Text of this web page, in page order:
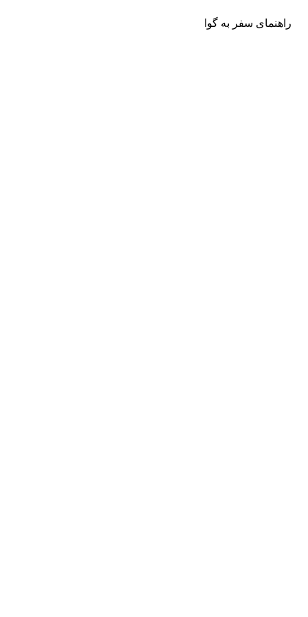
راهنمای سفر به گوا